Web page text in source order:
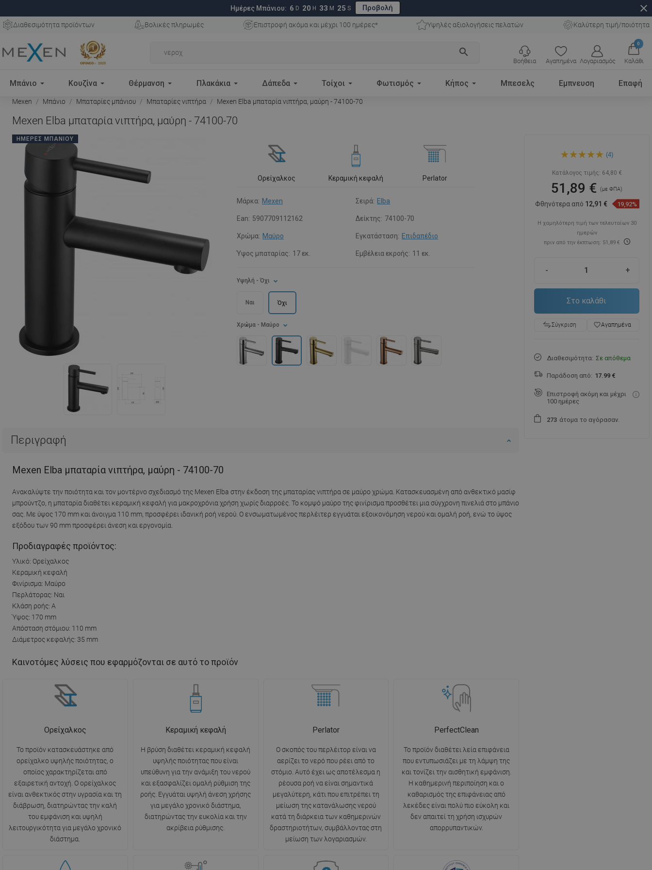
Ημέρες Μπάνιου: 6 D 20 H 33 M 24 S Προβολή close
Διαθεσιμότητα προϊόντων Βολικές πληρωμές Επιστροφή ακόμα και μέχρι 100 ημέρες* Υψηλές αξιολογήσεις πελατών Καλύτερη τιμή/ποιότητα
search
Αγαπημένα Λογαριασμός
0
Καλάθι
Βοήθεια
Μπάνιο Κουζίνα Θέρμανση Πλακάκια Δάπεδα Τοίχοι Φωτισμός Κήπος Μπεσελς Εμπνευση Επαφή
Mexen Μπάνιο Μπαταρίες μπάνιου Μπαταρίες νιπτήρα Mexen Elba μπαταρία νιπτήρα, μαύρη - 74100-70
Mexen Elba μπαταρία νιπτήρα, μαύρη - 74100-70
ΗΜΈΡΕΣ ΜΠΆΝΙΟΥ
Ορείχαλκος Κεραμική κεφαλή Perlator
Μάρκα: Mexen Σειρά: Elba
Ean: 5907709112162 Δείκτης: 74100-70
Χρώμα: Μαύρο Εγκατάσταση: Επιδαπέδιο
Ύψος μπαταρίας: 17 εκ. Εμβέλεια εκροής: 11 εκ.
Χρώμα - Μαύρο
Υψηλή - Όχι
Ναι Όχι
Περιγραφή
Mexen Elba μπαταρία νιπτήρα, μαύρη - 74100-70
Ανακαλύψτε την ποιότητα και τον μοντέρνο σχεδιασμό της Mexen Elba στην έκδοση της μπαταρίας νιπτήρα σε μαύρο χρώμα. Κατασκευασμένη από ανθεκτικό μασίφ
μπρούντζο, η μπαταρία διαθέτει κεραμική κεφαλή για μακροχρόνια χρήση χωρίς διαρροές. Το κομψό μαύρο της φινίρισμα προσθέτει μια σύγχρονη πινελιά στο μπάνιο
σας. Με ύψος 170 mm και άνοιγμα 110 mm, προσφέρει ιδανική ροή νερού. Ο ενσωματωμένος περλέιτερ εγγυάται εξοικονόμηση νερού και ομαλή ροή, ενώ το ύψος
εξόδου των 90 mm προσφέρει άνεση και εργονομία.
Προδιαγραφές προϊόντος:
Υλικό: Ορείχαλκος
Κεραμική κεφαλή
Φινίρισμα: Μαύρο
Περλάτορας: Ναι
Κλάση ροής: Α
Ύψος: 170 mm
Απόσταση στόμιου: 110 mm
Διάμετρος κεφαλής: 35 mm
Καινοτόμες λύσεις που εφαρμόζονται σε αυτό το προϊόν
Ορείχαλκος
Το προϊόν κατασκευάστηκε από
ορείχαλκο υψηλής ποιότητας, ο
οποίος χαρακτηρίζεται από
εξαιρετική αντοχή. Ο ορείχαλκος
είναι ανθεκτικός στην υγρασία και τη
διάβρωση, διατηρώντας την καλή
του εμφάνιση και υψηλή
λειτουργικότητα για μεγάλο χρονικό
διάστημα.
Κεραμική κεφαλή
Η βρύση διαθέτει κεραμική κεφαλή
υψηλής ποιότητας που είναι
υπεύθυνη για την ανάμιξη του νερού
και εξασφαλίζει ομαλή ρύθμιση της
ροής. Εγγυάται υψηλή άνεση χρήσης
για μεγάλο χρονικό διάστημα,
διατηρώντας την ευκολία και την
ακρίβεια ρύθμισης.
Perlator
Ο σκοπός του περλέιτορ είναι να
αερίζει το νερό που ρέει από το
στόμιο. Αυτό έχει ως αποτέλεσμα η
ρέουσα ροή να είναι σημαντικά
μεγαλύτερη, κάτι που επιτρέπει τη
μείωση της κατανάλωσης νερού
κατά τη διάρκεια των καθημερινών
δραστηριοτήτων, συμβάλλοντας στη
μείωση των λογαριασμών.
PerfectClean
Το προϊόν διαθέτει λεία επιφάνεια
που εντυπωσιάζει με τη λάμψη της
και τονίζει την αισθητική εμφάνιση.
Η καθημερινή περιποίηση και ο
καθαρισμός της επιφάνειας από
λεκέδες είναι πολύ πιο εύκολη και
δεν απαιτεί τη χρήση ισχυρών
απορρυπαντικών.
Mexen Elba μπαταρία
νιπτήρα, μαύρη - 74100-70
(4)
Κατάλογος τιμής: 64,80 €
51,89 €(με ΦΠΑ)
Φθηνότερα από 12,91 € 19,92%
Η χαμηλότερη τιμή των τελευταίων 30
ημερών
πριν από την έκπτωση: 51,89 €
- +
Στο καλάθι
Σύγκριση favorite_borderΑγαπημένα
Διαθεσιμότητα: Σε απόθεμα
Παράδοση από: 17.99 €
Επιστροφή ακόμη και μέχρι
100 ημέρες
273 άτομα το αγόρασαν.